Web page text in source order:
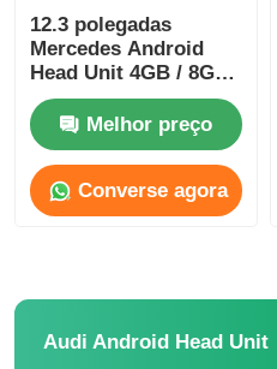
Fale Conosco
notícias
Todos os casos
Unidade da cabeça de
12.3 polegadas
Mercedes Android
Head Unit 4GB / 8GB
All In One Carplay
Melhor preço
Converse agora
Audi Android Head Unit